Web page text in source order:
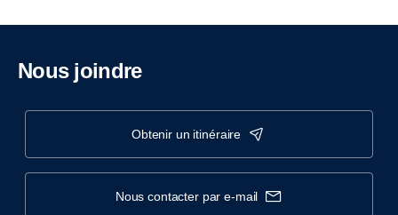
Nous joindre
obtenir un itinéraire
nous contacter par e-mail